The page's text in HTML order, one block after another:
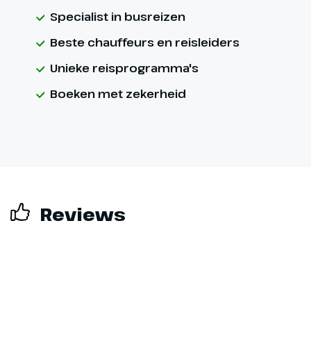
Specialist in busreizen
Beste chauffeurs en reisleiders
Unieke reisprogramma's
Boeken met zekerheid
Reviews